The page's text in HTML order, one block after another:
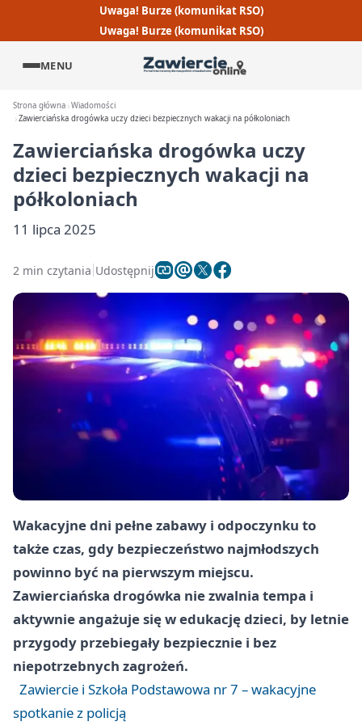
Uwaga! Burze (komunikat RSO)
Uwaga! Burze (komunikat RSO)
MENU
Strona główna Wiadomości
Zawierciańska drogówka uczy dzieci bezpiecznych wakacji na półkoloniach
Zawierciańska drogówka uczy
dzieci bezpiecznych wakacji na
półkoloniach
11 lipca 2025
2 min czytania Udostępnij
Wakacyjne dni pełne zabawy i odpoczynku to
także czas, gdy bezpieczeństwo najmłodszych
powinno być na pierwszym miejscu.
Zawierciańska drogówka nie zwalnia tempa i
aktywnie angażuje się w edukację dzieci, by letnie
przygody przebiegały bezpiecznie i bez
niepotrzebnych zagrożeń.
Zawiercie i Szkoła Podstawowa nr 7 – wakacyjne
spotkanie z policją